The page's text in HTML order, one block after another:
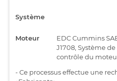
Système
Moteur
EDC Cummins
J1708, Système de
contrôle du
-Ce processus effectue une